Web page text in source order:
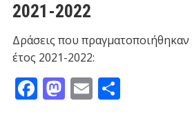
2021-2022
Δράσεις που πραγματοποιήθηκαν
έτος 2021-2022:
F M E Μ